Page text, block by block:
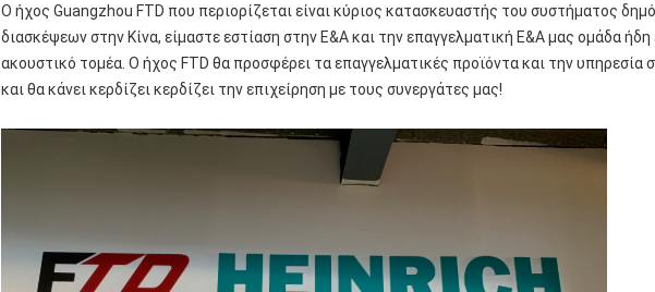
Ο ήχος Guangzhou FTD που περιορίζεται είναι κύριος κατασκευαστής του συστήματος
διασκέψεων στην Κίνα, είμαστε εστίαση στην Ε&Α και την επαγγελματική Ε&Α μας ομάδα
ακουστικό τομέα. Ο ήχος FTD θα προσφέρει τα επαγγελματικές προϊόντα και την υπηρεσία
και θα κάνει κερδίζει κερδίζει την επιχείρηση με τους συνεργάτες μας!